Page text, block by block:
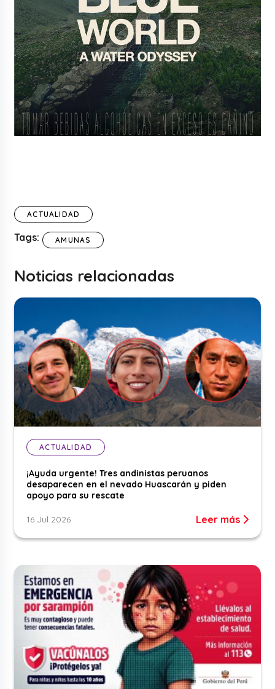
ACTUALIDAD
Tags: AMUNAS
Noticias relacionadas
ACTUALIDAD
¡Ayuda urgente! Tres andinistas peruanos
desaparecen en el nevado Huascarán y piden
apoyo para su rescate
16 Jul 2026 Leer más